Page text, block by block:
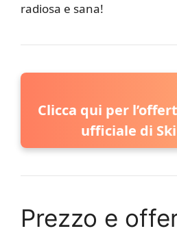
radiosa e sana!
Clicca qui per
ufficiale di
Prezzo e